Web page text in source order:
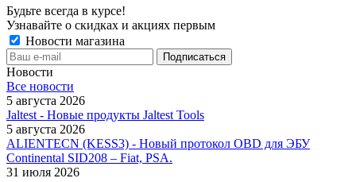
Будьте всегда в курсе!
Узнавайте о скидках и акциях первым
Новости магазина
Новости
Все новости
5 августа 2026
Jaltest - Новые продукты Jaltest Tools
5 августа 2026
ALIENTECN (KESS3) - Новый протокол OBD для ЭБУ
Continental SID208 – Fiat, PSA.
31 июля 2026